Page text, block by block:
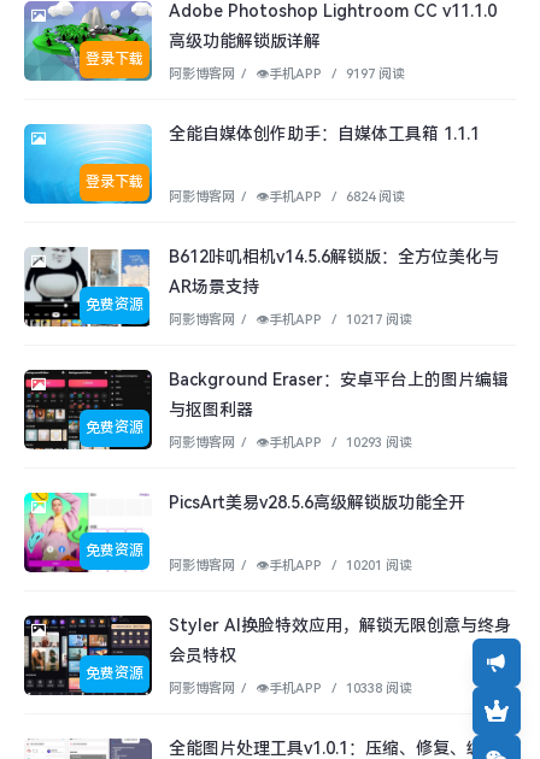
登录下载
Adobe Photoshop Lightroom CC v11.1.0
高级功能解锁版详解
阿影博客网 / 👁︎手机APP / 9197 阅读
登录下载
全能自媒体创作助手：自媒体工具箱 1.1.1
阿影博客网 / 👁︎手机APP / 6824 阅读
免费资源
B612咔叽相机v14.5.6解锁版：全方位美化与
AR场景支持
阿影博客网 / 👁︎手机APP / 10217 阅读
免费资源
Background Eraser：安卓平台上的图片编辑
与抠图利器
阿影博客网 / 👁︎手机APP / 10293 阅读
免费资源
PicsArt美易v28.5.6高级解锁版功能全开
阿影博客网 / 👁︎手机APP / 10201 阅读
免费资源
Styler AI换脸特效应用，解锁无限创意与终身
会员特权
阿影博客网 / 👁︎手机APP / 10338 阅读
全能图片处理工具v1.0.1：压缩、修复、编辑